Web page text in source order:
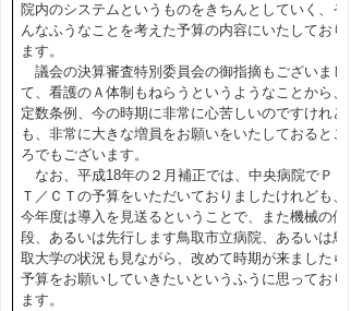
院内のシステムというものをきちんとしていく、そ
んなふうなことを考えた予算の内容にいたしており
ます。
議会の決算審査特別委員会の御指摘もございまし
て、看護のＡ体制もねらうというようなことから、
定数条例、今の時期に非常に心苦しいのですけれど
も、非常に大きな増員をお願いをいたしておるとこ
ろでもございます。
なお、平成18年の２月補正では、中央病院でＰＥ
Ｔ／ＣＴの予算をいただいておりましたけれども、
今年度は導入を見送るということで、また機械の値
段、あるいは先行します鳥取市立病院、あるいは鳥
取大学の状況も見ながら、改めて時期が来ましたら
予算をお願いしていきたいというふうに思っており
ます。